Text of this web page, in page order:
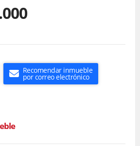
Recomendar inmueble
por correo electrónico